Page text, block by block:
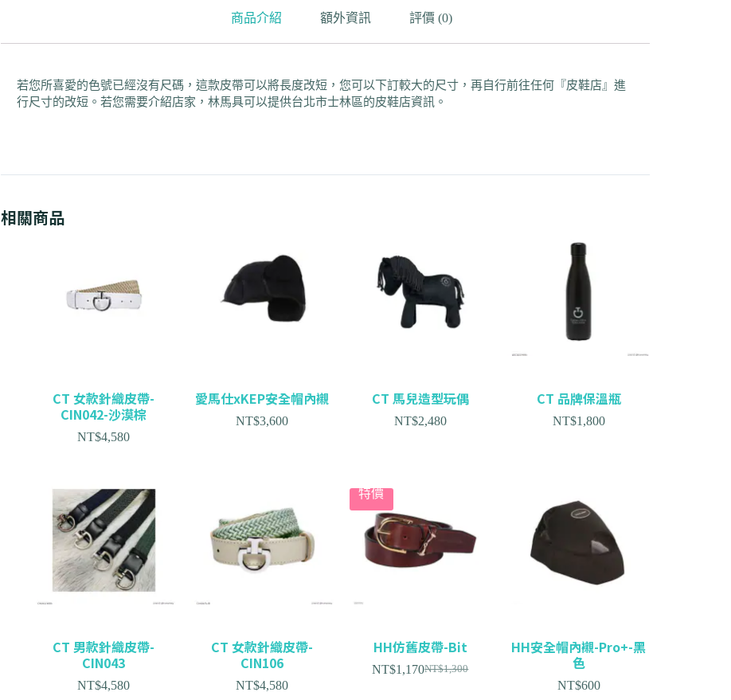
商品介紹 額外資訊 評價 (0)
若您所喜愛的色號已經沒有尺碼，這款皮帶可以將長度改短，您可以下訂較大的尺寸，再自行前往任何『皮鞋店』進
行尺寸的改短。若您需要介紹店家，林馬具可以提供台北市士林區的皮鞋店資訊。
相關商品
CT 女款針織皮帶-
CIN042-沙漠棕
NT$4,580
愛馬仕xKEP安全帽內襯
NT$3,600
CT 馬兒造型玩偶
NT$2,480
CT 品牌保溫瓶
NT$1,800
CT 男款針織皮帶-
CIN043
NT$4,580
CT 女款針織皮帶-
CIN106
NT$4,580
特價
HH仿舊皮帶-Bit
NT$1,300
NT$1,170
HH安全帽內襯-Pro+-黑
色
NT$600